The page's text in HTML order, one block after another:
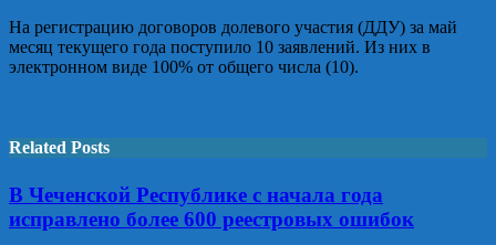
На регистрацию договоров долевого участия (ДДУ) за май
месяц текущего года поступило 10 заявлений. Из них в
электронном виде 100% от общего числа (10).
Related Posts
В Чеченской Республике с начала года
исправлено более 600 реестровых ошибок